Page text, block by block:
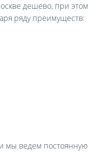
дешево, при этом
ряду преимуществ:
мы ведем постоянную